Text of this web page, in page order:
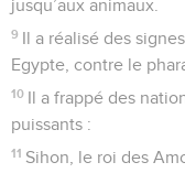
jusqu’aux animaux.
9 Il a réalisé des
Egypte, contre le
10 Il a frappé des
puissants :
11 Sihon, le roi des